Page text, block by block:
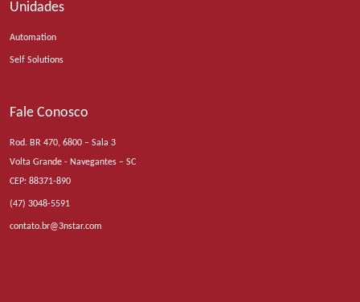
Unidades
Automation
Self Solutions
Fale Conosco
Rod. BR 470, 6800 – Sala 3
Volta Grande - Navegantes – SC
CEP: 88371-890
(47) 3048-5591
contato.br@3nstar.com